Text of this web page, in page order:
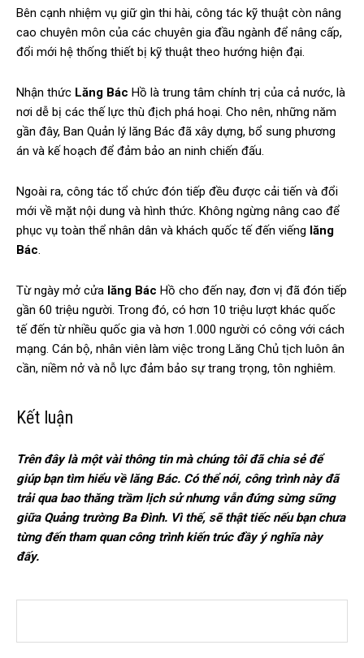
Bên cạnh nhiệm vụ giữ gìn thi hài, công tác kỹ thuật còn nâng
cao chuyên môn của các chuyên gia đầu ngành để nâng cấp,
đổi mới hệ thống thiết bị kỹ thuật theo hướng hiện đại.
Nhận thức Lăng Bác Hồ là trung tâm chính trị của cả nước, là
nơi dễ bị các thế lực thù địch phá hoại. Cho nên, những năm
gần đây, Ban Quản lý lăng Bác đã xây dựng, bổ sung phương
án và kế hoạch để đảm bảo an ninh chiến đấu.
Ngoài ra, công tác tổ chức đón tiếp đều được cải tiến và đổi
mới về mặt nội dung và hình thức. Không ngừng nâng cao để
phục vụ toàn thể nhân dân và khách quốc tế đến viếng lăng
Bác
Từ ngày mở cửa lăng Bác Hồ cho đến nay, đơn vị đã đón tiếp
gần 60 triệu người. Trong đó, có hơn 10 triệu lượt khác quốc
tế đến từ nhiều quốc gia và hơn 1.000 người có công với cách
mạng. Cán bộ, nhân viên làm việc trong Lăng Chủ tịch luôn ân
cần, niềm nở và nỗ lực đảm bảo sự trang trọng, tôn nghiêm.
Kết luận
Trên đây là một vài thông tin mà chúng tôi đã chia sẻ để
giúp bạn tìm hiểu về lăng Bác. Có thể nói, công trình này đã
trải qua bao thăng trầm lịch sử nhưng vẫn đứng sừng sững
giữa Quảng trường Ba Đình. Vì thế, sẽ thật tiếc nếu bạn chưa
từng đến tham quan công trình kiến trúc đầy ý nghĩa này
đấy.